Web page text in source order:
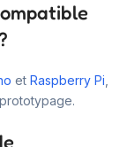
et Raspberry Pi